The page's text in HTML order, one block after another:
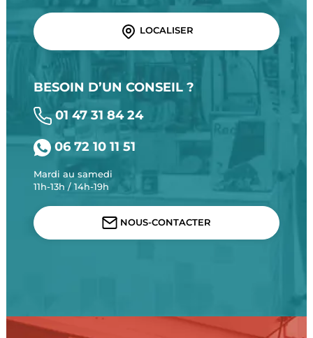
LOCALISER
BESOIN D’UN CONSEIL ?
01 47 31 84 24
06 72 10 11 51
Mardi au samedi
11h-13h / 14h-19h
NOUS-CONTACTER